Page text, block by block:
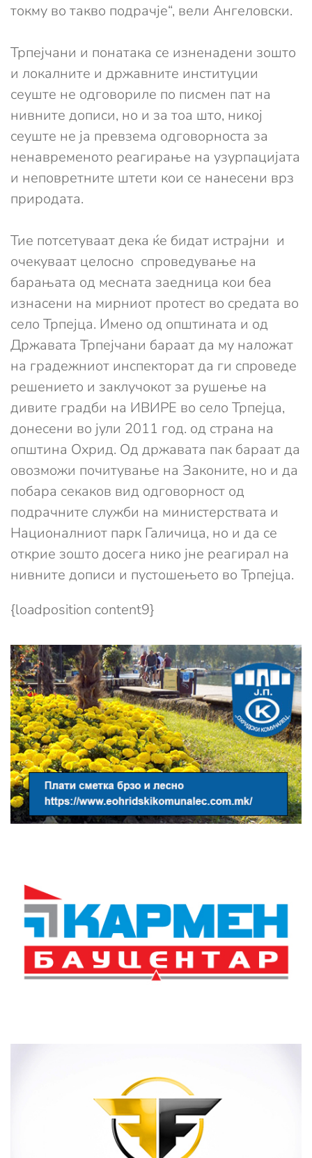
токму во такво подрачје“, вели Ангеловски.
Трпејчани и понатака се изненадени зошто
и локалните и државните институции
сеуште не одговориле по писмен пат на
нивните дописи, но и за тоа што, никој
сеуште не ја превзема одговорноста за
ненавременото реагирање на узурпацијата
и неповретните штети кои се нанесени врз
природата.
Тие потсетуваат дека ќе бидат истрајни и
очекуваат целосно спроведување на
барањата од месната заедница кои беа
изнасени на мирниот протест во средата во
село Трпејца. Имено од општината и од
Државата Трпејчани бараат да му наложат
на градежниот инспекторат да ги спроведе
решението и заклучокот за рушење на
дивите градби на ИВИРЕ во село Трпејца,
донесени во јули 2011 год. од страна на
општина Охрид. Од државата пак бараат да
овозможи почитување на Законите, но и да
побара секаков вид одговорност од
подрачните служби на министерствата и
Националниот парк Галичица, но и да се
открие зошто досега нико јне реагирал на
нивните дописи и пустошењето во Трпејца.
{loadposition content9}